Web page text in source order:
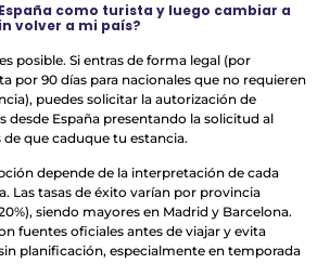
como turista y luego cambiar a
volver a mi país?
posible. Si entras de forma legal (por
por 90 días para nacionales que no requieren
puedes solicitar la autorización de
desde España presentando la solicitud al
de que caduque tu estancia.
depende de la interpretación de cada
Las tasas de éxito varían por provincia
siendo mayores en Madrid y Barcelona.
fuentes oficiales antes de viajar y evita
planificación, especialmente en temporada